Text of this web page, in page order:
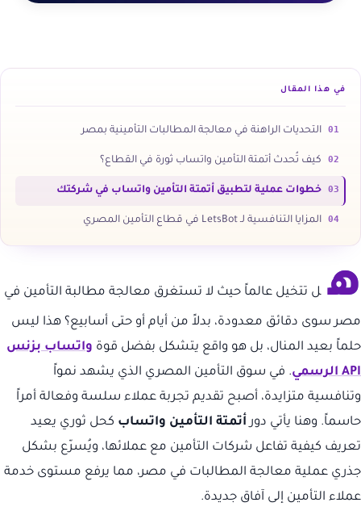
في هذا المقال
01 التحديات الراهنة في معالجة المطالبات التأمينية بمصر
02 كيف تُحدث أتمتة التأمين واتساب ثورة في القطاع؟
03 خطوات عملية لتطبيق أتمتة التأمين واتساب في شركتك
04 المزايا التنافسية لـ LetsBot في قطاع التأمين المصري
ه ل تتخيل عالماً حيث لا تستغرق معالجة مطالبة التأمين في
مصر سوى دقائق معدودة، بدلاً من أيام أو حتى أسابيع؟ هذا ليس
حلماً بعيد المنال، بل هو واقع يتشكل بفضل قوة واتساب بزنس
API الرسمي
. في سوق التأمين المصري الذي يشهد نمواً
وتنافسية متزايدة، أصبح تقديم تجربة عملاء سلسة وفعالة أمراً
حاسماً. وهنا يأتي دور أتمتة التأمين واتساب كحل ثوري يعيد
تعريف كيفية تفاعل شركات التأمين مع عملائها، ويُسرّع بشكل
جذري عملية معالجة المطالبات في مصر، مما يرفع مستوى خدمة
عملاء التأمين إلى آفاق جديدة.